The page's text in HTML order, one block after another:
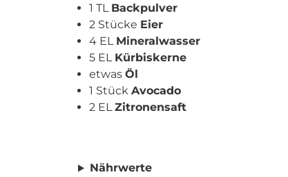
1 TL Backpulver
2 Stücke Eier
4 EL Mineralwasser
5 EL Kürbiskerne
etwas Öl
1 Stück Avocado
2 ELZitronensaft
Nährwerte